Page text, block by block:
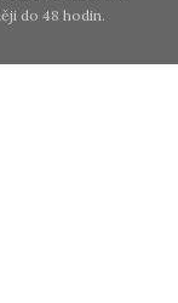
do 48 hodin.